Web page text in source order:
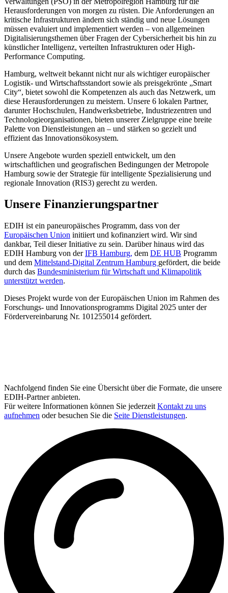
Herausforderungen von morgen zu rüsten. Die Anforderungen an
kritische Infrastrukturen ändern sich ständig und neue Lösungen
müssen evaluiert und implementiert werden – von allgemeinen
Digitalisierungsthemen über Fragen der Cybersicherheit bis hin zu
künstlicher Intelligenz, verteilten Infrastrukturen oder High-
Performance Computing.
Hamburg, weltweit bekannt nicht nur als wichtiger europäischer
Logistik- und Wirtschaftsstandort sowie als preisgekrönte „Smart
City“, bietet sowohl die Kompetenzen als auch das Netzwerk, um
diese Herausforderungen zu meistern. Unsere 6 lokalen Partner,
darunter Hochschulen, Handwerksbetriebe, Industriezentren und
Technologieorganisationen, bieten unserer Zielgruppe eine breite
Palette von Dienstleistungen an – und stärken so gezielt und
effizient das Innovationsökosystem.
Unsere Angebote wurden speziell entwickelt, um den
wirtschaftlichen und geografischen Bedingungen der Metropole
Hamburg sowie der Strategie für intelligente Spezialisierung und
regionale Innovation (RIS3) gerecht zu werden.
Unsere Finanzierungspartner
EDIH ist ein paneuropäisches Programm, dass von der
Europäischen Union initiiert und kofinanziert wird. Wir sind
dankbar, Teil dieser Initiative zu sein. Darüber hinaus wird das
EDIH Hamburg von derIFB Hamburg, dem DE HUB Programm
und dem Mittelstand-Digital Zentrum Hamburg gefördert, die beide
durch das Bundesministerium für Wirtschaft und Klimapolitik
unterstützt werden.
Dieses Projekt wurde von der Europäischen Union im Rahmen des
Forschungs- und Innovationsprogramms Digital 2025 unter der
Fördervereinbarung Nr. 101255014 gefördert.
Nachfolgend finden Sie eine Übersicht über die Formate, die unsere
EDIH-Partner anbieten.
Für weitere Informationen können Sie jederzeit Kontakt zu uns
aufnehmen oder besuchen Sie die Seite Dienstleistungen.